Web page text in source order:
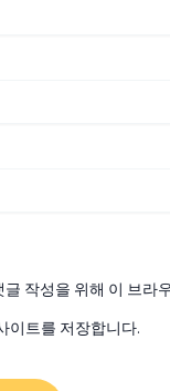
글 작성을 위해 이 브라
이트를 저장합니다.